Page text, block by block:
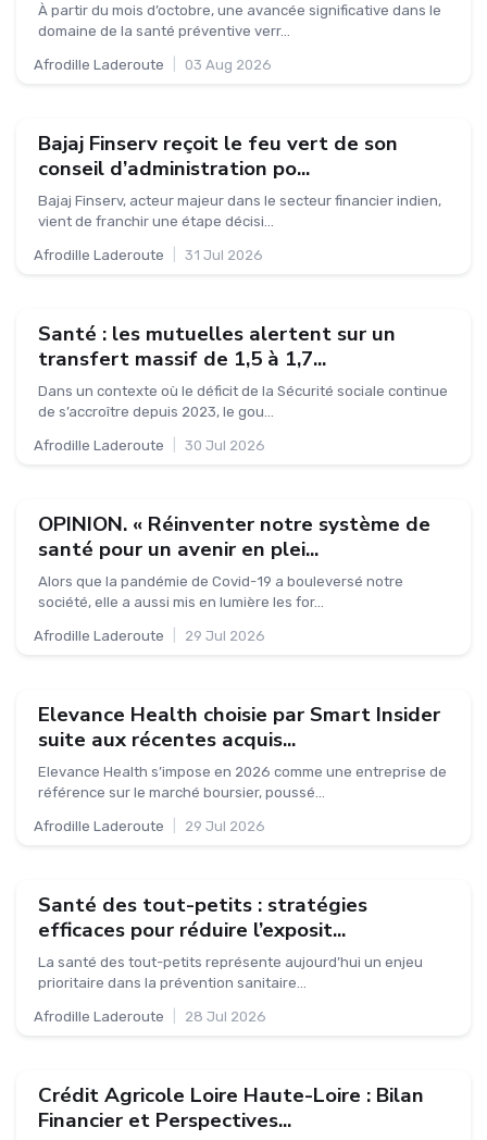
À partir du mois d’octobre, une avancée significative dans le
domaine de la santé préventive verr...
Afrodille Laderoute 03 Aug 2026
Bajaj Finserv reçoit le feu vert de son
conseil d’administration po...
Bajaj Finserv, acteur majeur dans le secteur financier indien,
vient de franchir une étape décisi...
Afrodille Laderoute 31 Jul 2026
Santé : les mutuelles alertent sur un
transfert massif de 1,5 à 1,7...
Dans un contexte où le déficit de la Sécurité sociale continue
de s’accroître depuis 2023, le gou...
Afrodille Laderoute 30 Jul 2026
OPINION. « Réinventer notre système de
santé pour un avenir en plei...
Alors que la pandémie de Covid-19 a bouleversé notre
société, elle a aussi mis en lumière les for...
Afrodille Laderoute 29 Jul 2026
Elevance Health choisie par Smart Insider
suite aux récentes acquis...
Elevance Health s’impose en 2026 comme une entreprise de
référence sur le marché boursier, poussé...
Afrodille Laderoute 29 Jul 2026
Santé des tout-petits : stratégies
efficaces pour réduire l’exposit...
La santé des tout-petits représente aujourd’hui un enjeu
prioritaire dans la prévention sanitaire...
Afrodille Laderoute 28 Jul 2026
Crédit Agricole Loire Haute-Loire : Bilan
Financier et Perspectives...